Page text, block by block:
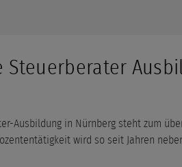
Steuerberater
Ausbildung in Nürnberg steht zum
wird so seit Jahren